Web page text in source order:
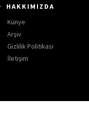
HAKKIMIZDA
Künye
Arşiv
Gizlilik Politikası
İletişim